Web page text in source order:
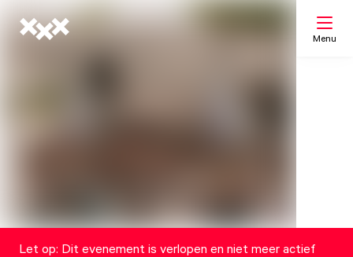
Menu
Let op: Dit evenement is verlopen en niet meer actief